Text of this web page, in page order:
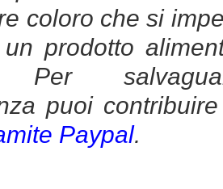
coloro che si
prodotto
Per
puoi
Paypal.